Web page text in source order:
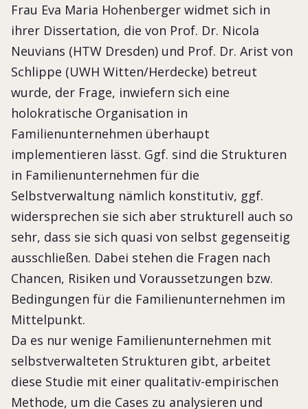
Frau Eva Maria Hohenberger widmet sich in
ihrer Dissertation, die von Prof. Dr. Nicola
Neuvians (HTW Dresden) und Prof. Dr. Arist von
Schlippe (UWH Witten/Herdecke) betreut
wurde, der Frage, inwiefern sich eine
holokratische Organisation in
Familienunternehmen überhaupt
implementieren lässt. Ggf. sind die Strukturen
in Familienunternehmen für die
Selbstverwaltung nämlich konstitutiv, ggf.
widersprechen sie sich aber strukturell auch so
sehr, dass sie sich quasi von selbst gegenseitig
ausschließen. Dabei stehen die Fragen nach
Chancen, Risiken und Voraussetzungen bzw.
Bedingungen für die Familienunternehmen im
Mittelpunkt.
Da es nur wenige Familienunternehmen mit
selbstverwalteten Strukturen gibt, arbeitet
diese Studie mit einer qualitativ-empirischen
Methode, um die Cases zu analysieren und